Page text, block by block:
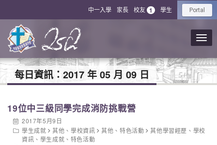
中一入學 家長 校友 1 學生 Portal
每日資訊： 2017 年 05 月 09 日
19位中三級同學完成消防挑戰營
2017年5月9日
學生成就
其他 、學校資訊 其他 、特色活動 其他學習經歷 、 學校
資訊 、 學生成就 、 特色活動